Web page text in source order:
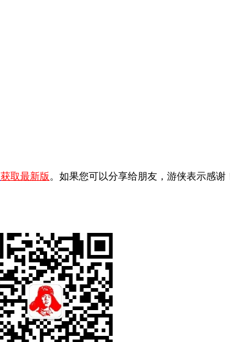
获取最新版 。如果您可以分享给朋友，游侠表示感谢